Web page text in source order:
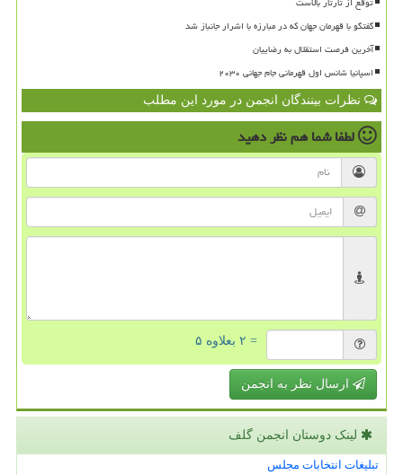
گفتگو با قهرمان جهان که در مبارزه با اشرار جانباز شد
آخرین فرصت استقلال به رضاییان
اسپانیا شانس اول قهرمانی جام جهانی ۲۰۳۰
نظرات بینندگان انجمن در مورد این مطلب
لطفا شما همنظر دهید
= ۲ بعلاوه ۵
ارسال نظر به انجمن
لینک دوستان انجمن گلف
تبلیغات انتخابات مجلس